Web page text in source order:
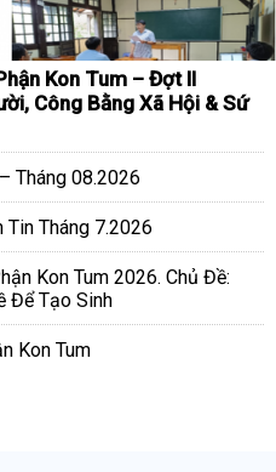
Kon Tum – Đợt II
Công Bằng Xã Hội & Sứ
Tháng 08.2026
Tháng 7.2026
Kon Tum 2026. Chủ Đề:
Để Tạo Sinh
Kon Tum